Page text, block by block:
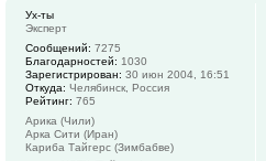
Ух-ты
Эксперт
Сообщений: 7275
Благодарностей: 1030
Зарегистрирован: 30 июн 2004, 16:51
Откуда: Челябинск, Россия
Рейтинг: 765
Арика (Чили)
Арка Сити (Иран)
Кариба Тайгерс (Зимбабве)